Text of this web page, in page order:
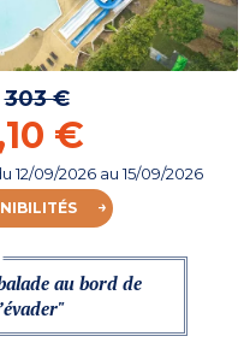
303 €
€
12/09/2026au 15/09/2026
au bord de